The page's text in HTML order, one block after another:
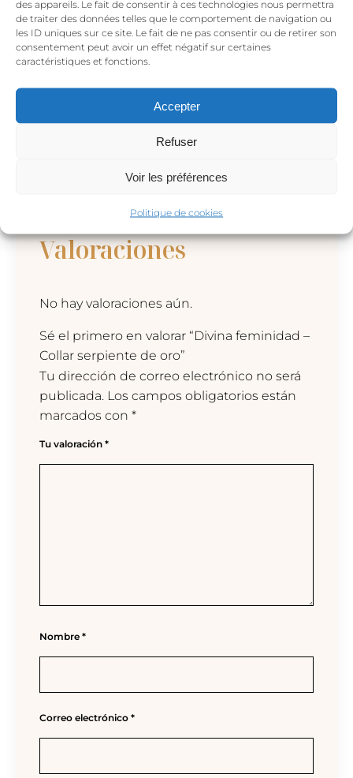
des appareils. Le fait de consentir à ces technologies nous permettra
de traiter des données telles que le comportement de navigation ou
les ID uniques sur ce site. Le fait de ne pas consentir ou de retirer son
consentement peut avoir un effet négatif sur certaines
caractéristiques et fonctions.
Accepter
Refuser
Voir les préférences
Politique de cookies
de la serpiente he añadido muchos pequeños
elementos con fuertes significados también, como
el ciclo lunar, la estrella, la naturaleza… Como con
todas las joyas de esta colección he querido
explicar mi proceso creativo pero por supuesto sólo
coge lo que te habla y si es sólo el diseño de la joya,
Valoraciones
No hay valoraciones aún.
Sé el primero en valorar “Divina feminidad –
Collar serpiente de oro”
Tu dirección de correo electrónico no será
publicada. Los campos obligatorios están
marcados con *
Tu valoración *
Nombre *
Correo electrónico *